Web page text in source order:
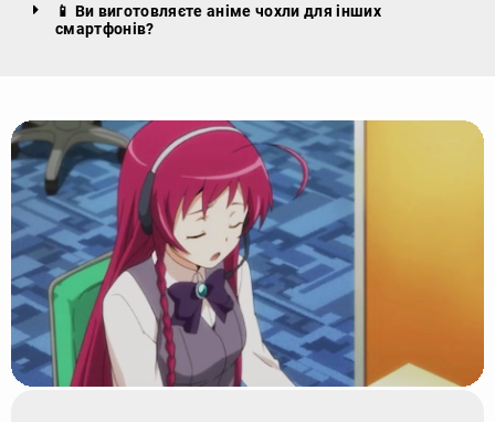
📱 Ви виготовляєте аніме чохли для інших
смартфонів?